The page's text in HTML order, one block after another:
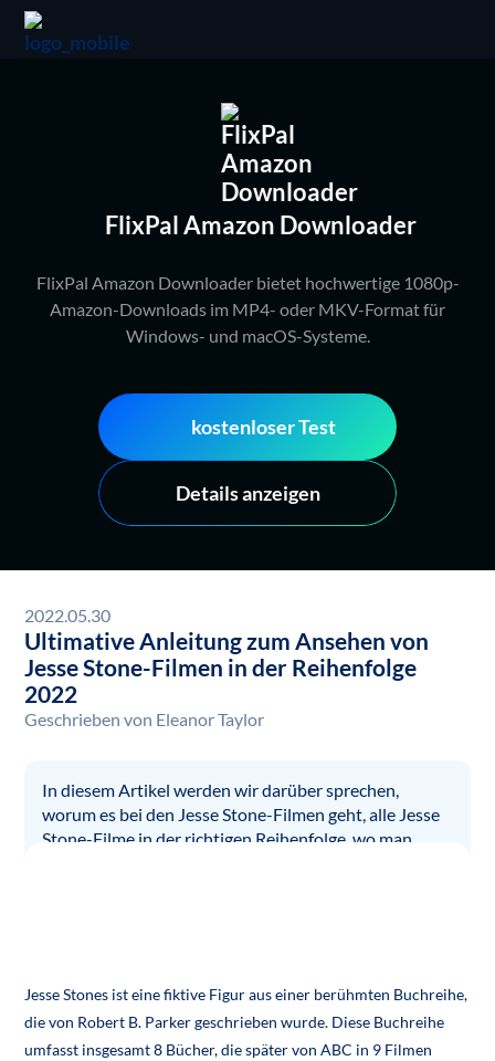
FlixPal Amazon Downloader
FlixPal Amazon Downloader bietet hochwertige 1080p-
Amazon-Downloads im MP4- oder MKV-Format für
Windows- und macOS-Systeme.
kostenloser Test
Details anzeigen
2022.05.30
Ultimative Anleitung zum Ansehen von
Jesse Stone-Filmen in der Reihenfolge
2022
Geschrieben von Eleanor Taylor
In diesem Artikel werden wir darüber sprechen,
worum es bei den Jesse Stone-Filmen geht, alle Jesse
Stone-Filme in der richtigen Reihenfolge, wo man
Jesse Stones ist eine fiktive Figur aus einer berühmten Buchreihe,
die von Robert B. Parker geschrieben wurde. Diese Buchreihe
umfasst insgesamt 8 Bücher, die später von ABC in 9 Filmen